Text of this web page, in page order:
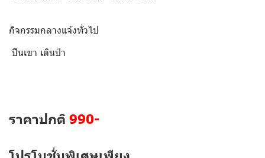
กิจกรรมกลางแจ้งทั่วไป
ปีนเขา เดินป่า
ราคาปกติ 990-
โปรโมชั่นพิเศษเพียง